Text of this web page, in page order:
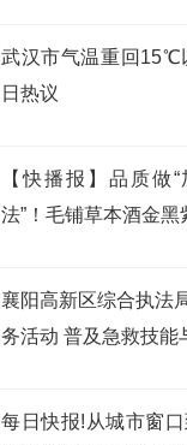
武汉市气温重回15℃
日热议
【快播报】品质做
法”！毛铺草本酒金
襄阳高新区综合执法
务活动 普及急救技能
每日快报!从城市窗